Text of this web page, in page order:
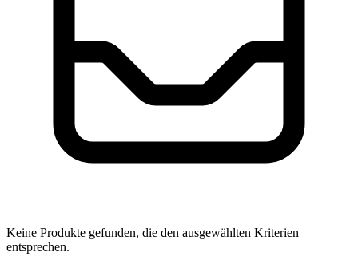
Keine Produkte gefunden, die den ausgewählten Kriterien
entsprechen.